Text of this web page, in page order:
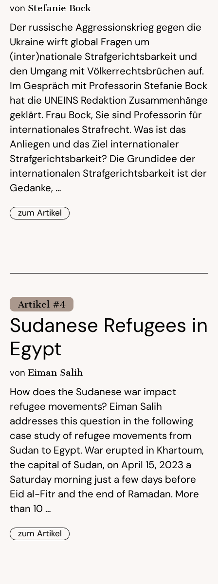
von Stefanie Bock
Der russische Aggressionskrieg gegen die
Ukraine wirft global Fragen um
(inter)nationale Strafgerichtsbarkeit und
den Umgang mit Völkerrechtsbrüchen auf.
Im Gespräch mit Professorin Stefanie Bock
hat die UNEINS Redaktion Zusammenhänge
geklärt. Frau Bock, Sie sind Professorin für
internationales Strafrecht. Was ist das
Anliegen und das Ziel internationaler
Strafgerichtsbarkeit? Die Grundidee der
internationalen Strafgerichtsbarkeit ist der
Gedanke, …
zum Artikel
Artikel #4
Sudanese Refugees in
Egypt
von Eiman Salih
How does the Sudanese war impact
refugee movements? Eiman Salih
addresses this question in the following
case study of refugee movements from
Sudan to Egypt. War erupted in Khartoum,
the capital of Sudan, on April 15, 2023 a
Saturday morning just a few days before
Eid al-Fitr and the end of Ramadan. More
than 10 …
zum Artikel